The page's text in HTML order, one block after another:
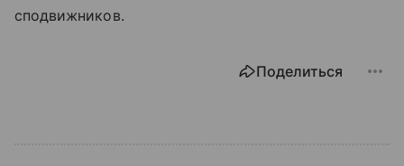
сподвижников.
Поделиться